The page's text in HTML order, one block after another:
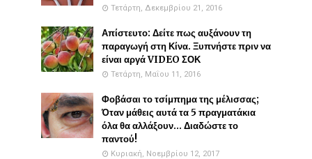
Τετάρτη, Δεκεμβρίου 21, 2016
Απίστευτο: Δείτε πως αυξάνουν τη
παραγωγή στη Κίνα. Ξυπνήστε πριν να
είναι αργά VIDEO ΣΟΚ
Τετάρτη, Μαΐου 11, 2016
Φοβάσαι το τσίμπημα της μέλισσας;
Όταν μάθεις αυτά τα 5 πραγματάκια
όλα θα αλλάξουν... Διαδώστε το
παντού!
Κυριακή, Νοεμβρίου 12, 2017